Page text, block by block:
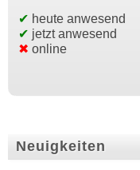
✔ heute anwesend
✔ jetzt anwesend
✖ online
Neuigkeiten